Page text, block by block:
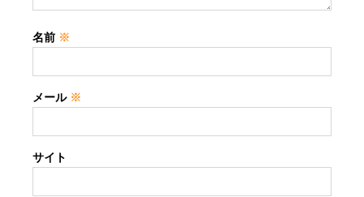
名前 ※
メール ※
サイト